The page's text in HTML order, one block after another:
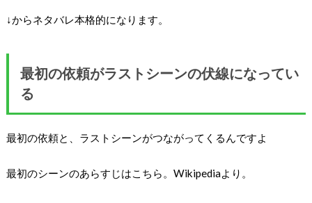
↓からネタバレ本格的になります。
最初の依頼がラストシーンの伏線になってい
る
最初の依頼と、ラストシーンがつながってくるんですよ
最初のシーンのあらすじはこちら。Wikipediaより。